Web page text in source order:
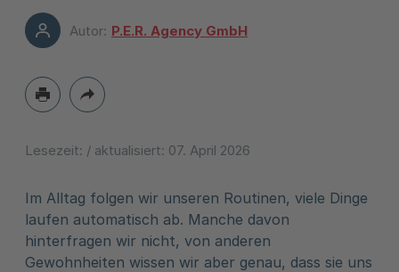
Autor: P.E.R. Agency GmbH
Lesezeit: / aktualisiert: 07. April 2026
Im Alltag folgen wir unseren Routinen, viele Dinge
laufen automatisch ab. Manche davon
hinterfragen wir nicht, von anderen
Gewohnheiten wissen wir aber genau, dass sie uns